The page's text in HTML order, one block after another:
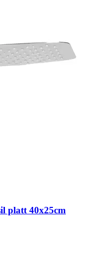
platt 40x25cm